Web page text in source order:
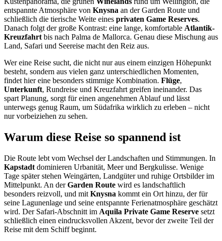
entspannte Atmosphäre von Knysna an der Garden Route und
schließlich die tierische Weite eines privaten Game Reserves.
Danach folgt der große Kontrast: eine lange, komfortable Atlantik-
Kreuzfahrt bis nach Palma de Mallorca. Genau diese Mischung aus
Land, Safari und Seereise macht den Reiz aus.
Wer eine Reise sucht, die nicht nur aus einem einzigen Höhepunkt
besteht, sondern aus vielen ganz unterschiedlichen Momenten,
findet hier eine besonders stimmige Kombination. Flüge,
Unterkunft, Rundreise und Kreuzfahrt greifen ineinander. Das
spart Planung, sorgt für einen angenehmen Ablauf und lässt
unterwegs genug Raum, um Südafrika wirklich zu erleben – nicht
nur vorbeiziehen zu sehen.
Warum diese Reise so spannend ist
Die Route lebt vom Wechsel der Landschaften und Stimmungen. In
Kapstadt dominieren Urbanität, Meer und Bergkulisse. Wenige
Tage später stehen Weingärten, Landgüter und ruhige Ortsbilder im
Mittelpunkt. An derGarden Route wird es landschaftlich
besonders reizvoll, und mit Knysna kommt ein Ort hinzu, der für
seine Lagunenlage und seine entspannte Ferienatmosphäre geschätzt
wird. Der Safari-Abschnitt im Aquila Private Game Reserve setzt
schließlich einen eindrucksvollen Akzent, bevor der zweite Teil der
Reise mit dem Schiff beginnt.